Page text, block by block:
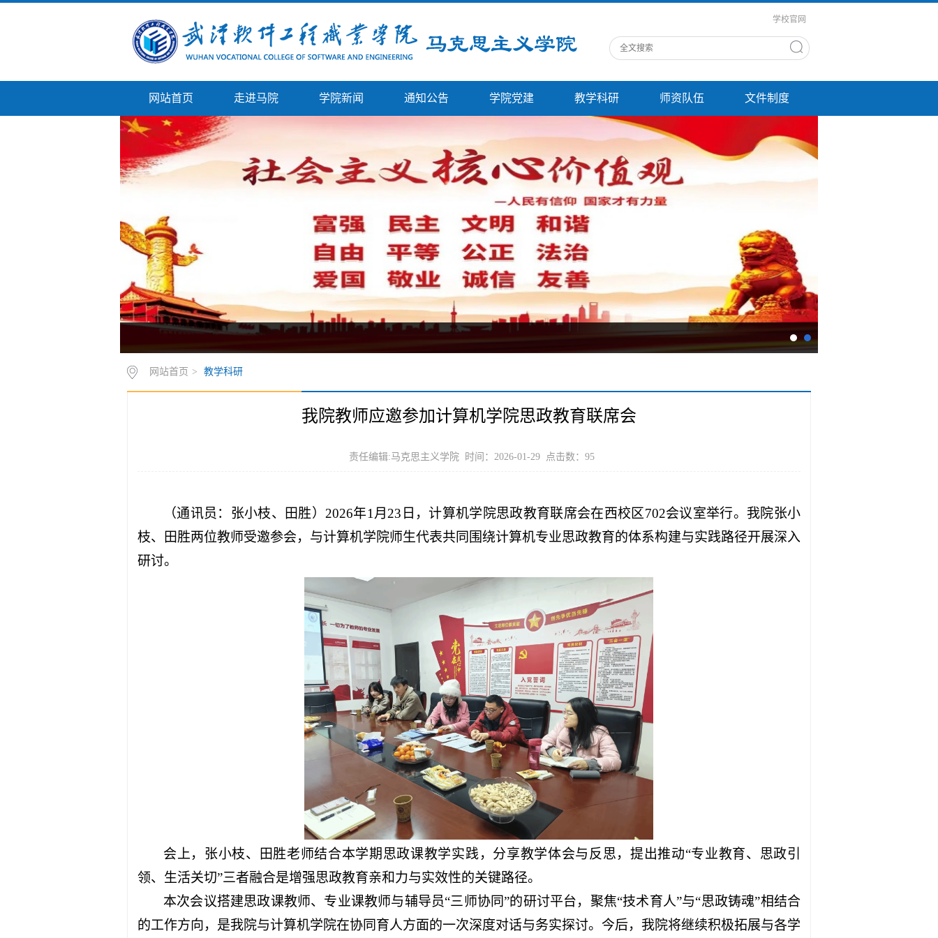
学校官网
网站首页 走进马院 学院新闻 通知公告 学院党建 教学科研 师资队伍 文件制度
网站首页 > 教学科研
我院教师应邀参加计算机学院思政教育联席会
责任编辑:马克思主义学院 时间：2026-01-29 点击数： 95
（通讯员：张小枝、田胜）2026年1月23日，计算机学院思政教育联席会在西校区702会议室举行。我院张小
枝、田胜两位教师受邀参会，与计算机学院师生代表共同围绕计算机专业思政教育的体系构建与实践路径开展深入
研讨。
会上，张小枝、田胜老师结合本学期思政课教学实践，分享教学体会与反思，提出推动“专业教育、思政引
领、生活关切”三者融合是增强思政教育亲和力与实效性的关键路径。
本次会议搭建思政课教师、专业课教师与辅导员“三师协同”的研讨平台，聚焦“技术育人”与“思政铸魂”相结合
的工作方向，是我院与计算机学院在协同育人方面的一次深度对话与务实探讨。今后，我院将继续积极拓展与各学